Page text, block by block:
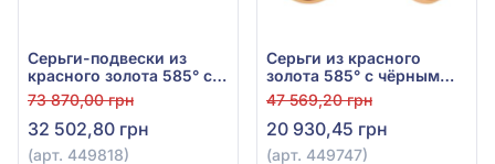
Серьги-подвески из
красного золота 585° с
чёрным агатом, арт.
449818
73 870,00 грн
32 502,80 грн
(арт. 449818)
Серьги из красного
золота 585° с чёрным
агатом, арт. 449747
47 569,20 грн
20 930,45 грн
(арт. 449747)